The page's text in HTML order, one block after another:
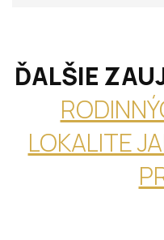
ĎALŠIE
LOKALITE